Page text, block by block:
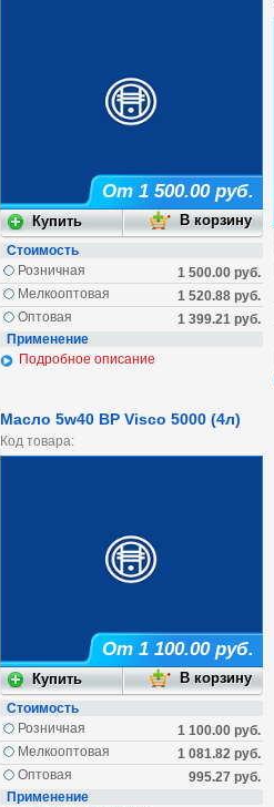
От 1 500.00 руб.
Стоимость
1 500.00 руб.
Розничная
1 520.88 руб.
Мелкооптовая
1 399.21 руб.
Оптовая
Применение
Подробное описание
Масло 5w40 BP Visco 5000 (4л)
Код товара:
От 1 100.00 руб.
Стоимость
1 100.00 руб.
Розничная
1 081.82 руб.
Мелкооптовая
995.27 руб.
Оптовая
Применение